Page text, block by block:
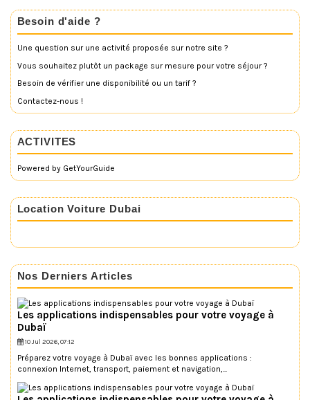
Besoin d'aide ?
Une question sur une activité proposée sur notre site ?
Vous souhaitez plutôt un package sur mesure pour votre séjour ?
Besoin de vérifier une disponibilité ou un tarif ?
Contactez-nous !
ACTIVITES
Powered by GetYourGuide
Location Voiture Dubai
Nos Derniers Articles
Les applications indispensables pour votre voyage à
Dubaï
10 Jul 2026, 07:12
Préparez votre voyage à Dubaï avec les bonnes applications :
connexion Internet, transport, paiement et navigation,...